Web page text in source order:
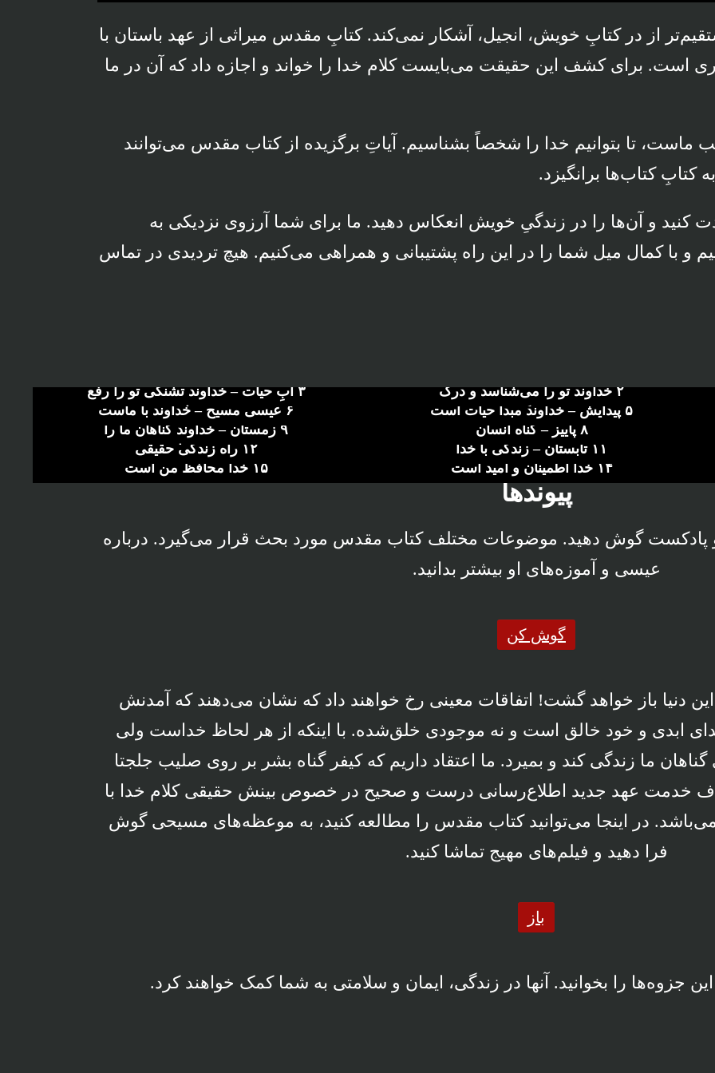
10s
10s
از در کتابِ خویش، انجیل، آشکار نمی‌کند. کتابِ مقدس میراثی از عهد باستان با
است. برای کشف این حقیقت می‌بایست کلام خدا را خواند و اجازه داد که آن در ما
ماست، تا بتوانیم خدا را شخصاً بشناسیم. آیاتِ برگزیده از کتاب مقدس می‌توانند
کتابِ کتاب‌ها برانگیزد.
کنید و آن‌ها را در زندگیِ خویش انعکاس دهید. ما برای شما آرزوی نزدیکی به
و با کمال میل شما را در این راه پشتیبانی و همراهی می‌کنیم. هیچ تردیدی در تماس
۳ آبِ حیات – خداوند تشنگی تو را رفع
می‌سازد
a
۲ خداوند تو را می‌شناسد و درک
می‌کند
۶ عیسی مسیح – خداوند با ماست
a
۵ پیدایش – خداوند مبدأ حیات است
a
۹ زمستان – خداوند گناهان ما را
می‌پوشاند
a
۸ پاییز – گناه انسان
a
۱۲ راه زندگی حقیقی ۱۱ تابستان – زندگی با خدا
a
۱۵ خدا محافظ من است ۱۴ خدا اطمینان و امید است
پیوندها
و پادکست گوش دهید. موضوعات مختلف کتاب مقدس مورد بحث قرار می‌گیرد. درباره
عیسی و آموزه‌های او بیشتر بدانید.
گوش کن
دنیا باز خواهد گشت! اتفاقات معینی رخ خواهند داد که نشان می‌دهند که آمدنش
ابدی و خود خالق است و نه موجودی خلق‌شده. با اینکه از هر لحاظ خداست ولی
ما زندگی کند و بمیرد. ما اعتقاد داریم که کیفر گناه بشر بر روی صلیب جلجتا
عهد جدید اطلاع‌رسانی درست و صحیح در خصوص بینش حقیقی کلام خدا با
در اینجا می‌توانید کتاب مقدس را مطالعه کنید، به موعظه‌های مسیحی گوش
فرا دهید و فیلم‌های مهیج تماشا کنید.
باز
جزوه‌ها را بخوانید. آنها در زندگی، ایمان و سلامتی به شما کمک خواهند کرد.